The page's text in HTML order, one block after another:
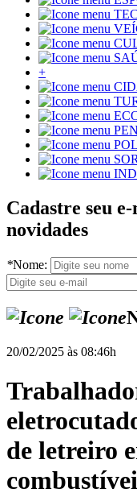
+
Cadastre seu
novidades
*Nome:
20/02/2025 às 08:46h
de letreiro